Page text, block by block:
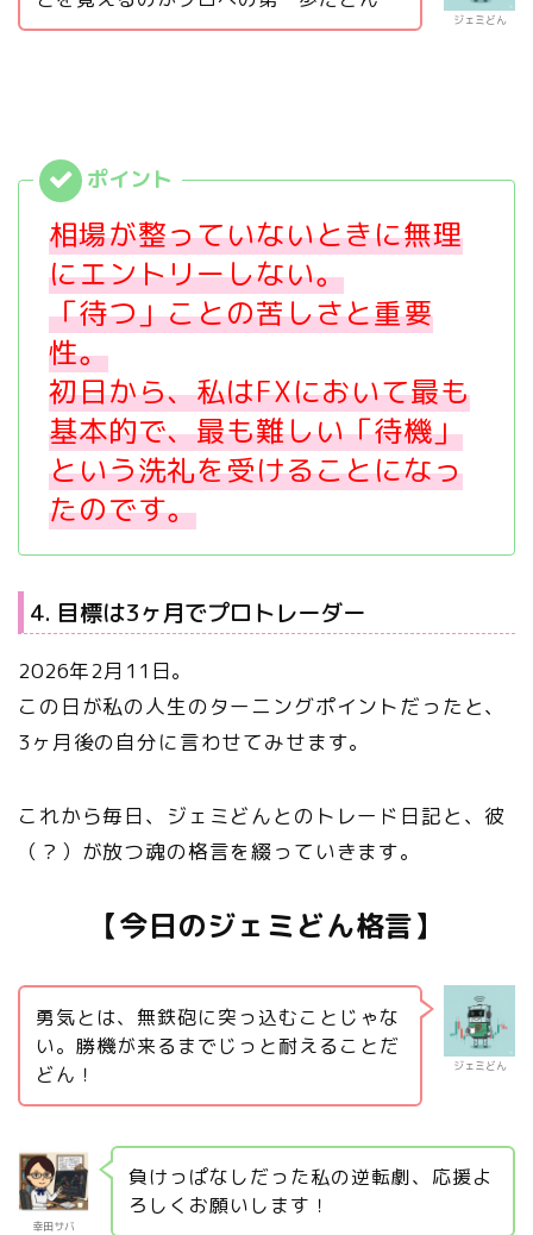
ジェミどん
相場が整っていないときに無理
にエントリーしない。
「待つ」ことの苦しさと重要
性。
初日から、私はFXにおいて最も
基本的で、最も難しい「待機」
という洗礼を受けることになっ
たのです。
4. 目標は3ヶ月でプロトレーダー
2026年2月11日。
この日が私の人生のターニングポイントだったと、
3ヶ月後の自分に言わせてみせます。
これから毎日、ジェミどんとのトレード日記と、彼
（？）が放つ魂の格言を綴っていきます。
【今日のジェミどん格言】
ジェミどん
勇気とは、無鉄砲に突っ込むことじゃな
い。勝機が来るまでじっと耐えることだ
どん！
幸田サバ
負けっぱなしだった私の逆転劇、応援よ
ろしくお願いします！